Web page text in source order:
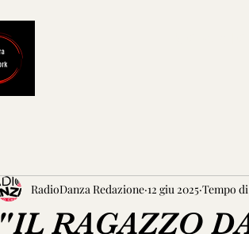
"IL RAGAZZO
RadioDanza Redazione 12 giu 2025 Tempo